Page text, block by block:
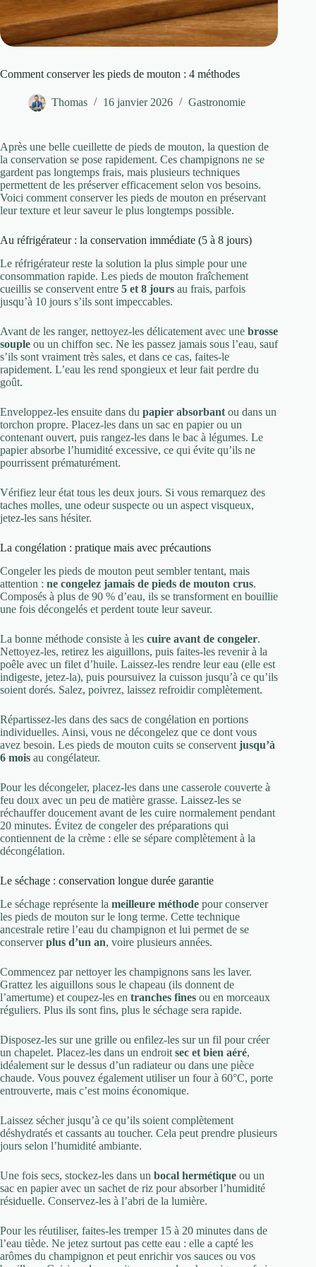
Comment conserver les pieds de mouton : 4 méthodes
Thomas 16 janvier 2026 Gastronomie
Après une belle cueillette de pieds de mouton, la question de
la conservation se pose rapidement. Ces champignons ne se
gardent pas longtemps frais, mais plusieurs techniques
permettent de les préserver efficacement selon vos besoins.
Voici comment conserver les pieds de mouton en préservant
leur texture et leur saveur le plus longtemps possible.
Au réfrigérateur : la conservation immédiate (5 à 8 jours)
Le réfrigérateur reste la solution la plus simple pour une
consommation rapide. Les pieds de mouton fraîchement
cueillis se conservent entre 5 et 8 jours au frais, parfois
jusqu’à 10 jours s’ils sont impeccables.
Avant de les ranger, nettoyez-les délicatement avec une brosse
souple ou un chiffon sec. Ne les passez jamais sous l’eau, sauf
s’ils sont vraiment très sales, et dans ce cas, faites-le
rapidement. L’eau les rend spongieux et leur fait perdre du
goût.
Enveloppez-les ensuite dans du papier absorbant ou dans un
torchon propre. Placez-les dans un sac en papier ou un
contenant ouvert, puis rangez-les dans le bac à légumes. Le
papier absorbe l’humidité excessive, ce qui évite qu’ils ne
pourrissent prématurément.
Vérifiez leur état tous les deux jours. Si vous remarquez des
taches molles, une odeur suspecte ou un aspect visqueux,
jetez-les sans hésiter.
La congélation : pratique mais avec précautions
Congeler les pieds de mouton peut sembler tentant, mais
attention : ne congelez jamais de pieds de mouton crus.
Composés à plus de 90 % d’eau, ils se transforment en bouillie
une fois décongelés et perdent toute leur saveur.
La bonne méthode consiste à les cuire avant de congeler.
Nettoyez-les, retirez les aiguillons, puis faites-les revenir à la
poêle avec un filet d’huile. Laissez-les rendre leur eau (elle est
indigeste, jetez-la), puis poursuivez la cuisson jusqu’à ce qu’ils
soient dorés. Salez, poivrez, laissez refroidir complètement.
Répartissez-les dans des sacs de congélation en portions
individuelles. Ainsi, vous ne décongelez que ce dont vous
avez besoin. Les pieds de mouton cuits se conservent jusqu’à
6 mois au congélateur.
Pour les décongeler, placez-les dans une casserole couverte à
feu doux avec un peu de matière grasse. Laissez-les se
réchauffer doucement avant de les cuire normalement pendant
20 minutes. Évitez de congeler des préparations qui
contiennent de la crème : elle se sépare complètement à la
décongélation.
Le séchage : conservation longue durée garantie
Le séchage représente la meilleure méthode pour conserver
les pieds de mouton sur le long terme. Cette technique
ancestrale retire l’eau du champignon et lui permet de se
conserverplus d’un an, voire plusieurs années.
Commencez par nettoyer les champignons sans les laver.
Grattez les aiguillons sous le chapeau (ils donnent de
l’amertume) et coupez-les en tranches fines ou en morceaux
réguliers. Plus ils sont fins, plus le séchage sera rapide.
Disposez-les sur une grille ou enfilez-les sur un fil pour créer
un chapelet. Placez-les dans un endroit sec et bien aéré,
idéalement sur le dessus d’un radiateur ou dans une pièce
chaude. Vous pouvez également utiliser un four à 60°C, porte
entrouverte, mais c’est moins économique.
Laissez sécher jusqu’à ce qu’ils soient complètement
déshydratés et cassants au toucher. Cela peut prendre plusieurs
jours selon l’humidité ambiante.
Une fois secs, stockez-les dans un bocal hermétique ou un
sac en papier avec un sachet de riz pour absorber l’humidité
résiduelle. Conservez-les à l’abri de la lumière.
Pour les réutiliser, faites-les tremper 15 à 20 minutes dans de
l’eau tiède. Ne jetez surtout pas cette eau : elle a capté les
arômes du champignon et peut enrichir vos sauces ou vos